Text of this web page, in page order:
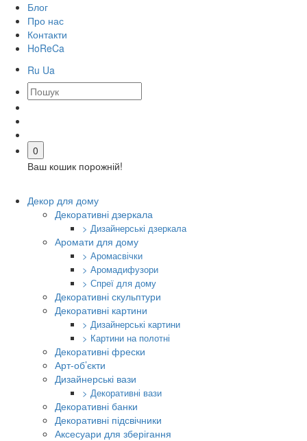
Блог
Про нас
Контакти
HoReCa
Ru Ua
0
Ваш кошик порожній!
Декор для дому
Декоративні дзеркала
> Дизайнерські дзеркала
Аромати для дому
> Аромасвічки
> Аромадифузори
> Спреї для дому
Декоративні скульптури
Декоративні картини
> Дизайнерські картини
> Картини на полотні
Декоративні фрески
Арт-об’єкти
Дизайнерські вази
> Декоративні вази
Декоративні банки
Декоративні підсвічники
Аксесуари для зберігання